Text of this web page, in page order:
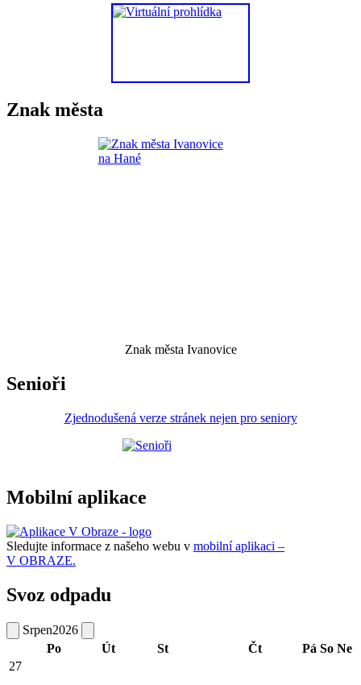
Znak města
Znak města Ivanovice
Senioři
Zjednodušená verze stránek nejen pro seniory
Mobilní aplikace
Sledujte informace z našeho webu v mobilní aplikaci –
V OBRAZE.
Svoz odpadu
Srpen2026
Po
Út St Čt Pá So Ne
27